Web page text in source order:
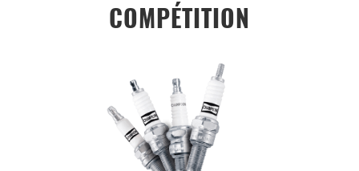
COMPÉTITION